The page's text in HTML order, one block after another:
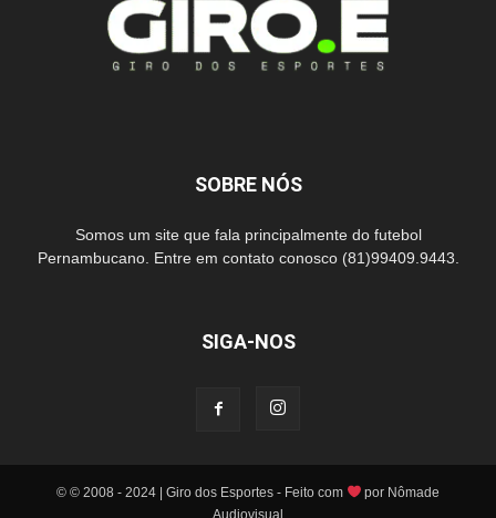
SOBRE NÓS
Somos um site que fala principalmente do futebol
Pernambucano. Entre em contato conosco (81)99409.9443.
SIGA-NOS
© © 2008 - 2024 | Giro dos Esportes - Feito com
por Nômade
Audiovisual